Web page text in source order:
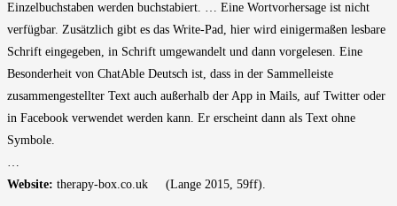
Einzelbuchstaben werden buchstabiert. … Eine Wortvorhersage ist nicht
verfügbar. Zusätzlich gibt es das Write-Pad, hier wird einigermaßen lesbare
Schrift eingegeben, in Schrift umgewandelt und dann vorgelesen. Eine
Besonderheit von ChatAble Deutsch ist, dass in der Sammelleiste
zusammengestellter Text auch außerhalb der App in Mails, auf Twitter oder
in Facebook verwendet werden kann. Er erscheint dann als Text ohne
Symbole.
…
Website: therapy-box.co.uk (Lange 2015, 59ff).